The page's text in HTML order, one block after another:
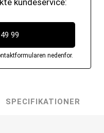
kundeservice:
99
nedenfor.
SPECIFIKATIONER